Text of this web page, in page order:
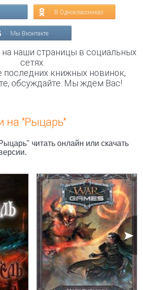
В Одноклассниках
Мы Вконтакте
наши страницы в социальных
сетях.
последних книжных новинок,
обсуждайте. Мы ждём Вас!
на "Рыцарь"
читать онлайн или скачать